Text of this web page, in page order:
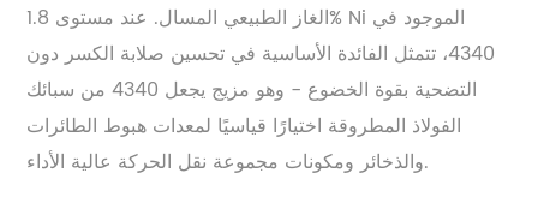
الغاز الطبيعي المسال. عند مستوى 1.8% Ni الموجود في
4340، تتمثل الفائدة الأساسية في تحسين صلابة الكسر دون
التضحية بقوة الخضوع - وهو مزيج يجعل 4340 من سبائك
الفولاذ المطروقة اختيارًا قياسيًا لمعدات هبوط الطائرات
والذخائر ومكونات مجموعة نقل الحركة عالية الأداء.